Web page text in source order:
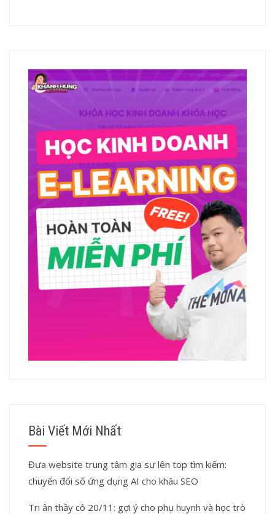
Bài Viết Mới Nhất
Đưa website trung tâm gia sư lên top tìm kiếm:
chuyển đổi số ứng dụng AI cho khâu SEO
Tri ân thầy cô 20/11: gợi ý cho phụ huynh và học trò